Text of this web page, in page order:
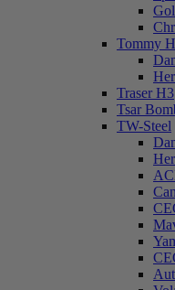
Tommy
Traser H3
Tsar
TW-Steel